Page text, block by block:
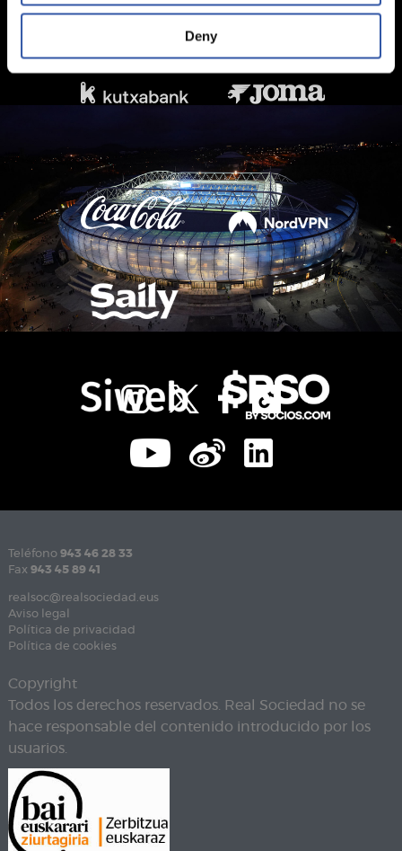
Deny
Teléfono 943 46 28 33
Fax 943 45 89 41
realsoc@realsociedad.eus
Aviso legal
Política de privacidad
Política de cookies
Copyright
Todos los derechos reservados. Real Sociedad no se
hace responsable del contenido introducido por los
usuarios.